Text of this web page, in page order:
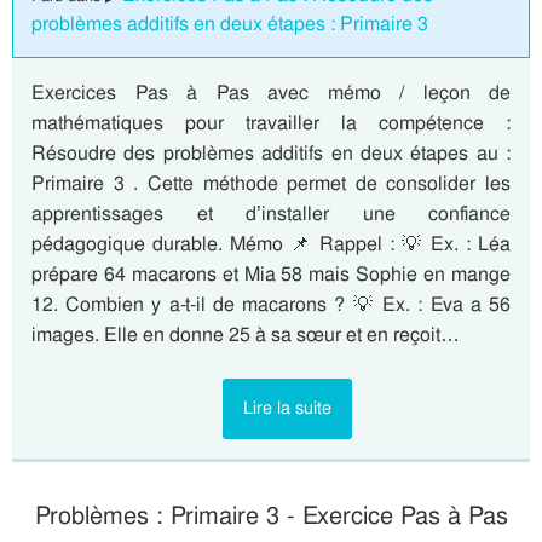
problèmes additifs en deux étapes : Primaire 3
Exercices Pas à Pas avec mémo / leçon de
mathématiques pour travailler la compétence :
Résoudre des problèmes additifs en deux étapes au :
Primaire 3 . Cette méthode permet de consolider les
apprentissages et d’installer une confiance
pédagogique durable. Mémo 📌 Rappel : 💡 Ex. : Léa
prépare 64 macarons et Mia 58 mais Sophie en mange
12. Combien y a-t-il de macarons ? 💡 Ex. : Eva a 56
images. Elle en donne 25 à sa sœur et en reçoit…
Lire la suite
Problèmes : Primaire 3 - Exercice Pas à Pas